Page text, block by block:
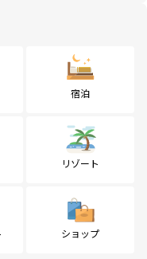
宿泊
リゾート
ショップ